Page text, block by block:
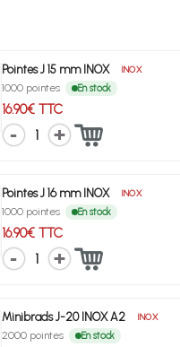
Pointes J 15 mm INOX INOX
1000 pointes En stock
16.90€ TTC
1
Pointes J 16 mm INOX INOX
1000 pointes En stock
16.90€ TTC
1
Minibrads J-20 INOX A2 INOX
2000 pointes En stock